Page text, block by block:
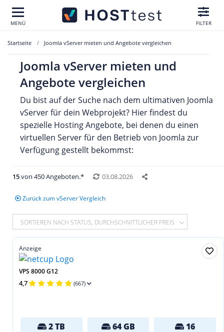
MENÜ FILTER
Startseite Joomla vServer mieten und Angebote vergleichen
Joomla vServer mieten und
Angebote vergleichen
Du bist auf der Suche nach dem ultimativen Joomla
vServer für dein Webprojekt? Hier findest du
spezielle Hosting Angebote, bei denen du einen
virtuellen Server für den Betrieb von Joomla zur
Verfügung gestellt bekommst:
15von 450 Angeboten.* 03.08.2026
Zurück zum vServer Vergleich
SORTIEREN NACH STATUS, DURCHSCHNITTLICHER PREIS
Anzeige
VPS 8000 G12
4,7 (667)
2 TB 64 GB 16